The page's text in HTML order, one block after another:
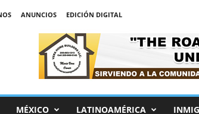
ANUNCIOS
EDICIÓN DIGITAL
MÉXICO LATINOAMÉRICA